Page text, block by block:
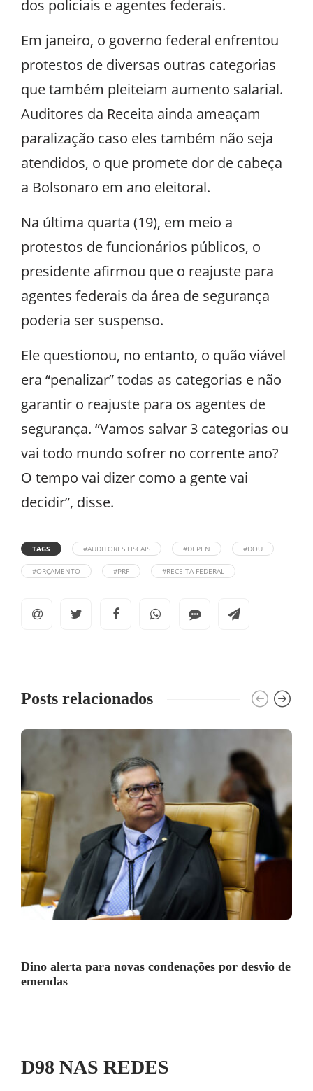
dos policiais e agentes federais.
Em janeiro, o governo federal enfrentou
protestos de diversas outras categorias
que também pleiteiam aumento salarial.
Auditores da Receita ainda ameaçam
paralização caso eles também não seja
atendidos, o que promete dor de cabeça
a Bolsonaro em ano eleitoral.
Na última quarta (19), em meio a
protestos de funcionários públicos, o
presidente afirmou que o reajuste para
agentes federais da área de segurança
poderia ser suspenso.
Ele questionou, no entanto, o quão viável
era “penalizar” todas as categorias e não
garantir o reajuste para os agentes de
segurança. “Vamos salvar 3 categorias ou
vai todo mundo sofrer no corrente ano?
O tempo vai dizer como a gente vai
decidir”, disse.
TAGS #AUDITORES FISCAIS #DEPEN #DOU
#ORÇAMENTO #PRF #RECEITA FEDERAL
Posts relacionados
Dino alerta para novas condenações por desvio de
emendas
D98 NAS REDES